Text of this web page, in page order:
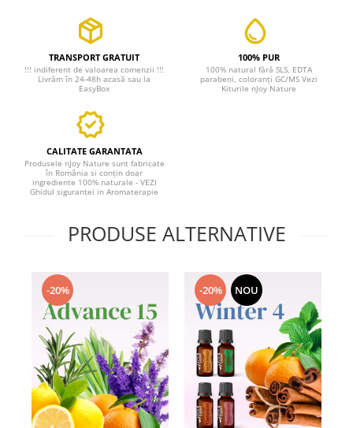
TRANSPORT GRATUIT
!!! indiferent de valoarea comenzii !!!
Livrăm în 24-48h acasă sau la
EasyBox
100% PUR
100% natural fără SLS, EDTA
parabeni, coloranți GC/MS Vezi
Kiturile nJoy Nature
CALITATE GARANTATA
Produsele nJoy Nature sunt fabricate
în România si conțin doar
ingrediente 100% naturale - VEZI
Ghidul siguranței in Aromaterapie
PRODUSE ALTERNATIVE
-20% -20% NOU